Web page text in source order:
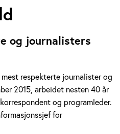
og journalisters
respekterte journalister og
2015, arbeidet nesten 40 år
og programleder.
for